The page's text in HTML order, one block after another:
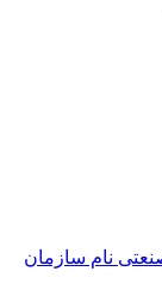
نام سازمان